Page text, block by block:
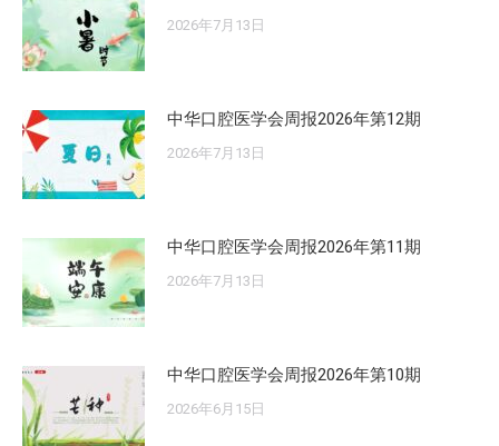
2026年7月13日
中华口腔医学会周报2026年第12期
2026年7月13日
中华口腔医学会周报2026年第11期
2026年7月13日
中华口腔医学会周报2026年第10期
2026年6月15日